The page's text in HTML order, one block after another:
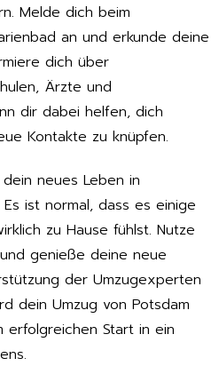
Melde dich beim
an und erkunde deine
dich über
Ärzte und
dir dabei helfen, dich
Kontakte zu knüpfen.
neues Leben in
ist normal, dass es einige
zu Hause fühlst. Nutze
genieße deine neue
der Umzugexperten
dein Umzug von Potsdam
erfolgreichen Start in ein